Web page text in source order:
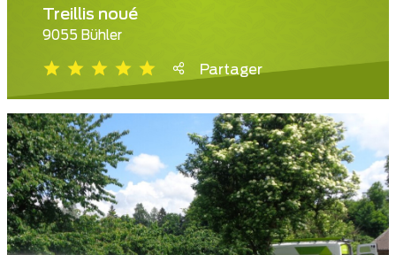
Treillis noué
9055 Bühler
Partager